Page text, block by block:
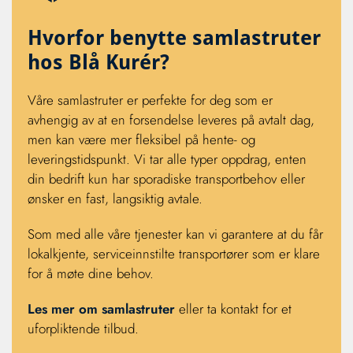
Hvorfor benytte samlastruter
hos Blå Kurér?
Våre samlastruter er perfekte for deg som er
avhengig av at en forsendelse leveres på avtalt dag,
men kan være mer fleksibel på hente- og
leveringstidspunkt. Vi tar alle typer oppdrag, enten
din bedrift kun har sporadiske transportbehov eller
ønsker en fast, langsiktig avtale.
Som med alle våre tjenester kan vi garantere at du får
lokalkjente, serviceinnstilte transportører som er klare
for å møte dine behov.
Les mer om samlastruter eller ta kontakt for et
uforpliktende tilbud.